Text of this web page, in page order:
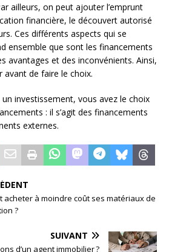
ailleurs, on peut ajouter l’emprunt
financière, le découvert autorisé
Ces différents aspects qui se
ensemble que sont les financements
avantages et des inconvénients. Ainsi,
avant de faire le choix.
investissement, vous avez le choix
: il s’agit des financements
externes.
acheter à moindre coût ses matériaux de
?
SUIVANT
d’un agent immobilier ?